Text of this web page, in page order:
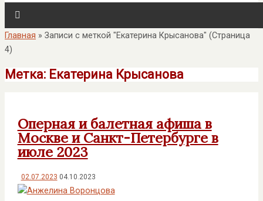
Главная » Записи с меткой "Екатерина Крысанова" (Страница
4)
Метка: Екатерина Крысанова
Оперная и балетная афиша в
Москве и Санкт-Петербурге в
июле 2023
02.07.2023 04.10.2023